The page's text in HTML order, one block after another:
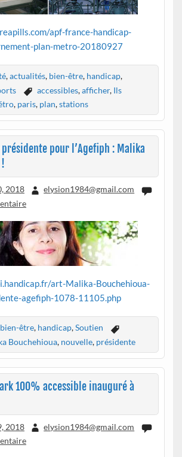
apf-france-handicap-
plan-metro-20180927
,actualités, bien-être, handicap,
accessibles,afficher, Ils
, paris, plan,stations
pour l’Agefiph : Malika
2018
elysion1984@gmail.com
art-Malika-Bouchehioua-
agefiph-1078-11105.php
bien-être, handicap,Soutien
Bouchehioua, nouvelle, présidente
100% accessible inauguré à
2018
elysion1984@gmail.com